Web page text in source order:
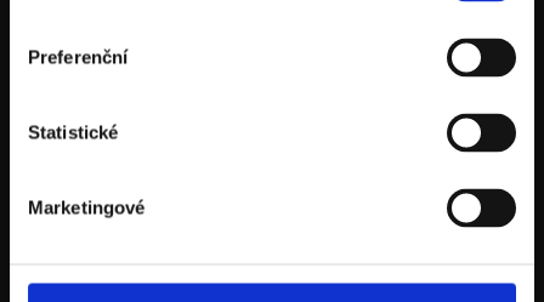
Preferenční
Statistické
Marketingové
company. | ÚSPĚŠNÍ.